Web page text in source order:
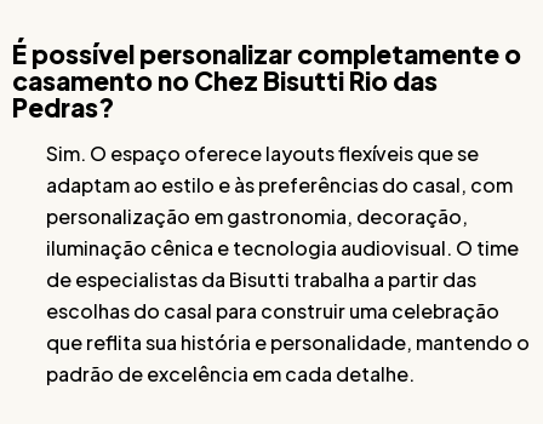
É possível personalizar completamente o
casamento no Chez Bisutti Rio das
Pedras?
Sim. O espaço oferece layouts flexíveis que se
adaptam ao estilo e às preferências do casal, com
personalização em gastronomia, decoração,
iluminação cênica e tecnologia audiovisual. O time
de especialistas da Bisutti trabalha a partir das
escolhas do casal para construir uma celebração
que reflita sua história e personalidade, mantendo o
padrão de excelência em cada detalhe.